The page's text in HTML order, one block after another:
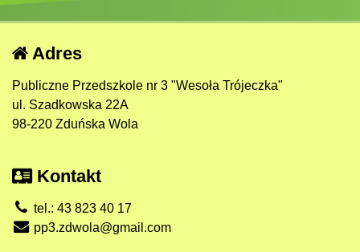
Adres
Publiczne Przedszkole nr 3 "Wesoła Trójeczka"
ul. Szadkowska 22A
98-220 Zduńska Wola
Kontakt
tel.: 43 823 40 17
pp3.zdwola@gmail.com